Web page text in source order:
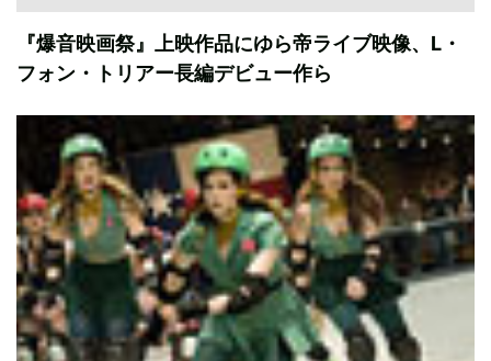
『爆音映画祭』上映作品にゆら帝ライブ映像、L・
フォン・トリアー長編デビュー作ら